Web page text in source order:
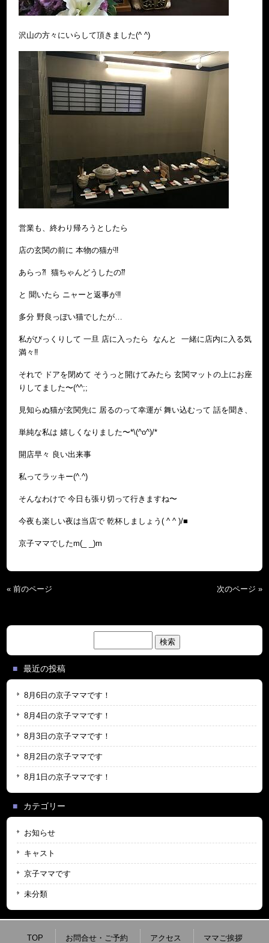
沢山の方々にいらして頂きました(^ ^)
営業も、終わり帰ろうとしたら
店の玄関の前に 本物の猫が‼︎
あらっ⁈ 猫ちゃんどうしたの⁇
と 聞いたら ニャーと返事が‼︎
多分 野良っぽい猫でしたが…
私がびっくりして 一旦 店に入ったら なんと 一緒に店内に入る気
満々‼︎
それで ドアを閉めて そうっと開けてみたら 玄関マットの上にお座
りしてました〜(^^;;
見知らぬ猫が玄関先に 居るのって幸運が 舞い込むって 話を聞き、
単純な私は 嬉しくなりました〜*\(^o^)/*
開店早々 良い出来事
私ってラッキー(^.^)
そんなわけで 今日も張り切って行きますね〜
今夜も楽しい夜は当店で 乾杯しましょう( ^ ^ )/■
京子ママでしたm(_ _)m
« 前のページ 次のページ »
索:
最近の投稿
8月6日の京子ママです！
8月4日の京子ママです！
8月3日の京子ママです！
8月2日の京子ママです
8月1日の京子ママです！
カテゴリー
お知らせ
キャスト
京子ママです
未分類
TOP お問合せ・ご予約 アクセス ママご挨拶